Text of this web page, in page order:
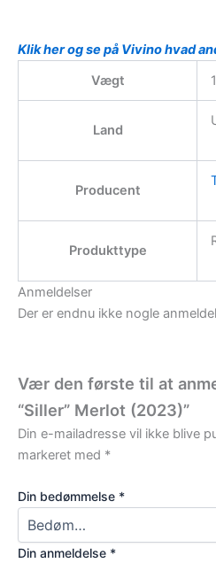
Klik her og se på Vivino hvad
Vægt
Land
Producent
Produkttype
Anmeldelser
Der er endnu ikke nogle
Vær den første til at
“Siller” Merlot (2023)”
Din e-mailadresse vil ikke blive
markeret med *
Din bedømmelse *
Din anmeldelse *